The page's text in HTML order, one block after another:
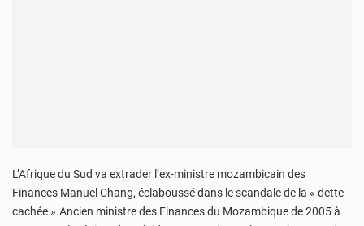
L’Afrique du Sud va extrader l’ex-ministre mozambicain des
Finances Manuel Chang, éclaboussé dans le scandale de la « dette
cachée ».Ancien ministre des Finances du Mozambique de 2005 à